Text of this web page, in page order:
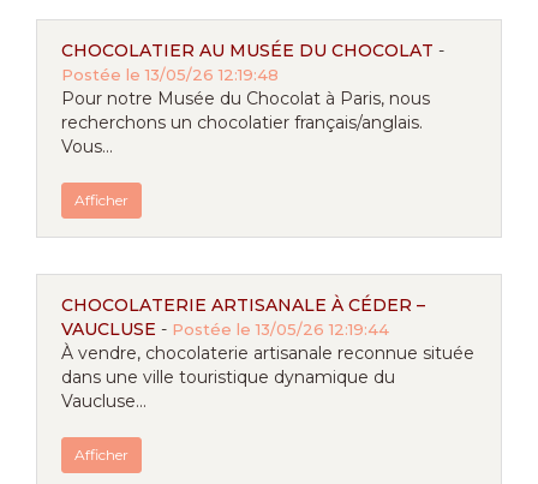
CHOCOLATIER AU MUSÉE DU CHOCOLAT -
Postée le 13/05/26 12:19:48
Pour notre Musée du Chocolat à Paris, nous
recherchons un chocolatier français/anglais.
Vous...
Afficher
CHOCOLATERIE ARTISANALE À CÉDER –
VAUCLUSE - Postée le 13/05/26 12:19:44
À vendre, chocolaterie artisanale reconnue située
dans une ville touristique dynamique du
Vaucluse...
Afficher